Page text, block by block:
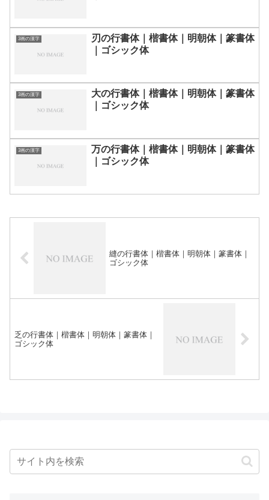
3画の漢字
刃の行書体｜楷書体｜明朝体｜篆書体
｜ゴシック体
3画の漢字
大の行書体｜楷書体｜明朝体｜篆書体
｜ゴシック体
3画の漢字
万の行書体｜楷書体｜明朝体｜篆書体
｜ゴシック体
縫の行書体｜楷書体｜明朝体｜篆書体｜
ゴシック体
乏の行書体｜楷書体｜明朝体｜篆書体｜
ゴシック体